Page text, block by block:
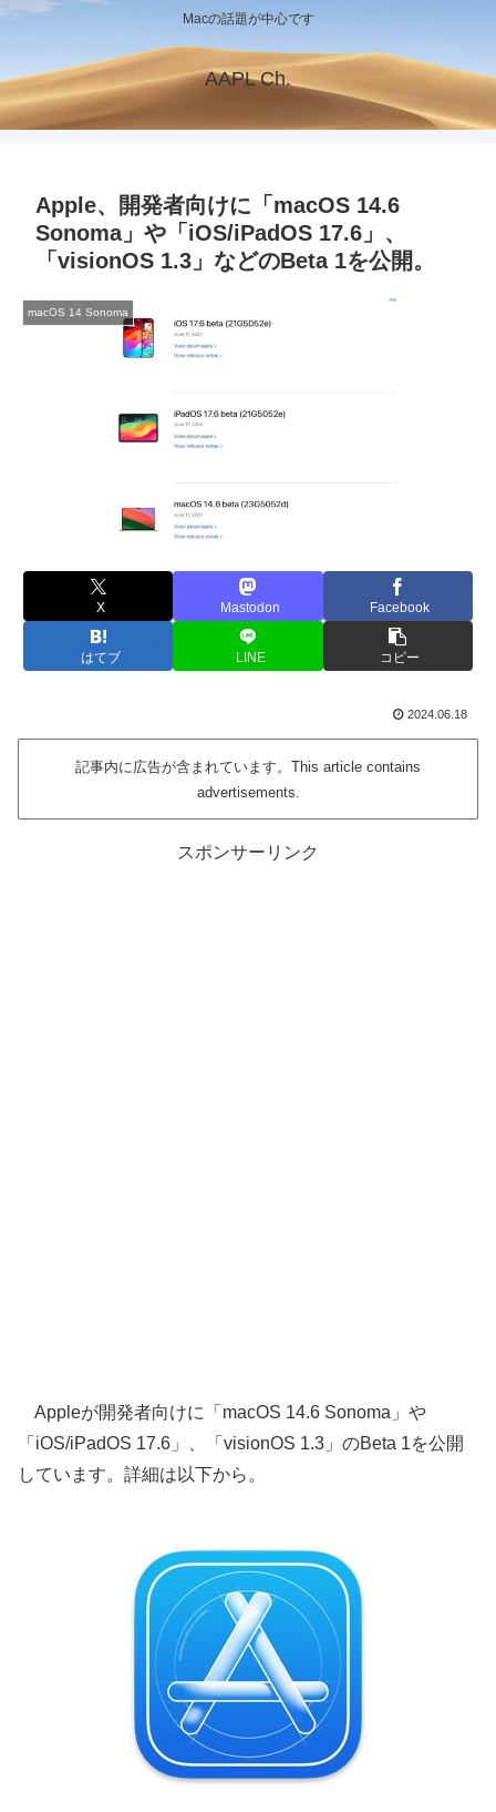
Macの話題が中心です
AAPL Ch.
Apple、開発者向けに「macOS 14.6
Sonoma」や「iOS/iPadOS 17.6」、
「visionOS 1.3」などのBeta 1を公開。
macOS 14 Sonoma
X Mastodon Facebook
はてブ LINE コピー
2024.06.18
記事内に広告が含まれています。This article contains
advertisements.
スポンサーリンク
Appleが開発者向けに「macOS 14.6 Sonoma」や
「iOS/iPadOS 17.6」、「visionOS 1.3」のBeta 1を公開
しています。詳細は以下から。